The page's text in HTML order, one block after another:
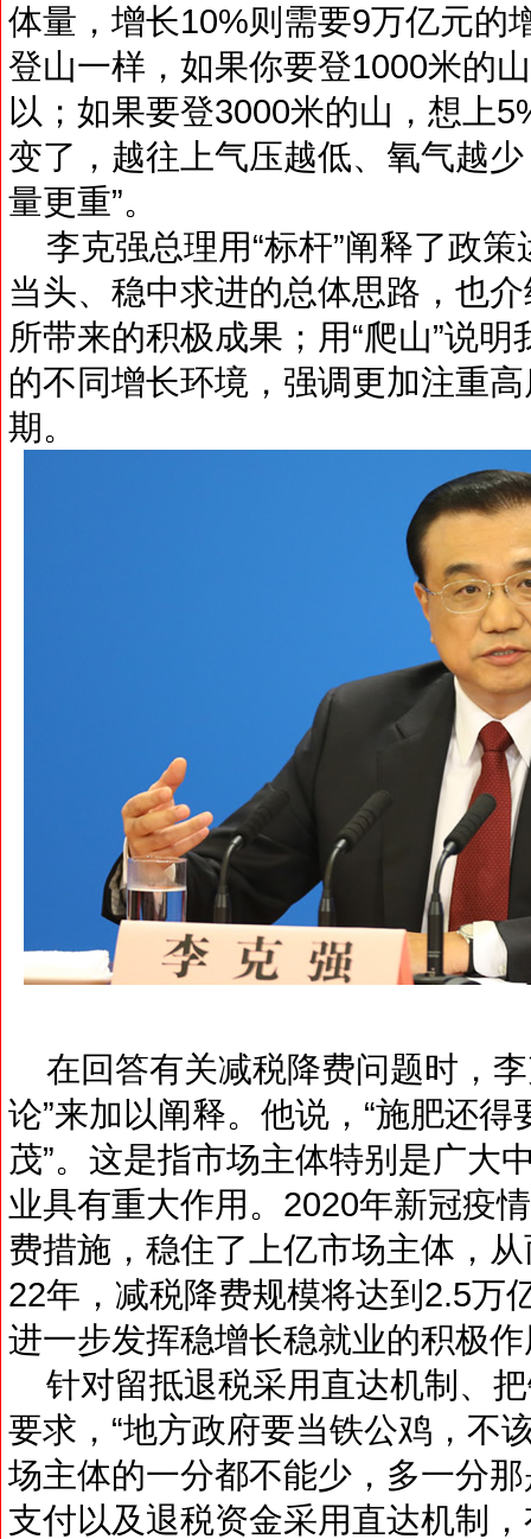
体量，增长10%则需要9万亿元的
登山一样，如果你要登1000米的
以；如果要登3000米的山，想上
变了，越往上气压越低、氧气越
量更重”。
李克强总理用“标杆”阐释了政
当头、稳中求进的总体思路，也
所带来的积极成果；用“爬山”说
的不同增长环境，强调更加注重
期。
在回答有关减税降费问题时，李
论”来加以阐释。他说，“施肥还
茂”。这是指市场主体特别是广大
业具有重大作用。2020年新冠疫
费措施，稳住了上亿市场主体，
22年，减税降费规模将达到2.5万
进一步发挥稳增长稳就业的积极
针对留抵退税采用直达机制、
要求，“地方政府要当铁公鸡，不
场主体的一分都不能少，多一分
支付以及退税资金采用直达机制